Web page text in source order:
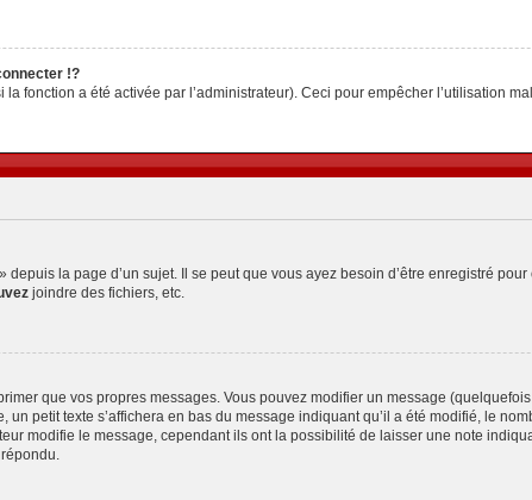
!?
fonction a été activée par l’administrateur). Ceci pour empêcher l’utilisation
la page d’un sujet. Il se peut que vous ayez besoin d’être enregistré
joindre des fichiers, etc.
que vos propres messages. Vous pouvez modifier un message
petit texte s’affichera en bas du message indiquant qu’il a été modifié, le
modifie le message, cependant ils ont la possibilité de laisser une note